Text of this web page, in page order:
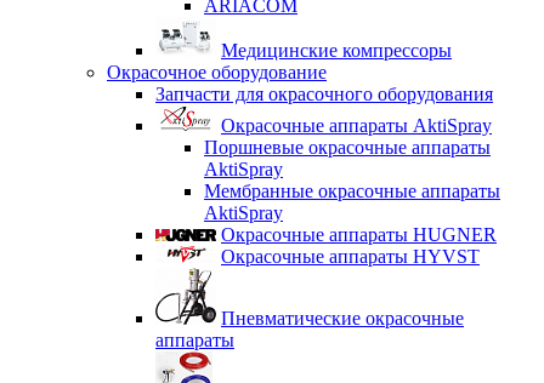
ARIACOM
Медицинские компрессоры
Окрасочное оборудование
Запчасти для окрасочного оборудования
Окрасочные аппараты AktiSpray
Поршневые окрасочные аппараты
AktiSpray
Мембранные окрасочные аппараты
AktiSpray
Окрасочные аппараты HUGNER
Окрасочные аппараты HYVST
Пневматические окрасочные
аппараты